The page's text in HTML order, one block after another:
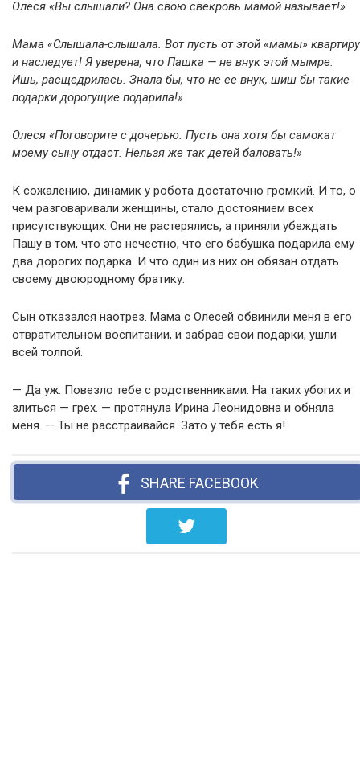
Олеся «Вы слышали? Она свою свекровь мамой называет!»
Мама «Слышала-слышала. Вот пусть от этой «мамы» квартиру
и наследует! Я уверена, что Пашка — не внук этой мымре.
Ишь, расщедрилась. Знала бы, что не ее внук, шиш бы такие
подарки дорогущие подарила!»
Олеся «Поговорите с дочерью. Пусть она хотя бы самокат
моему сыну отдаст. Нельзя же так детей баловать!»
К сожалению, динамик у робота достаточно громкий. И то, о
чем разговаривали женщины, стало достоянием всех
присутствующих. Они не растерялись, а приняли убеждать
Пашу в том, что это нечестно, что его бабушка подарила ему
два дорогих подарка. И что один из них он обязан отдать
своему двоюродному братику.
Сын отказался наотрез. Мама с Олесей обвинили меня в его
отвратительном воспитании, и забрав свои подарки, ушли
всей толпой.
— Да уж. Повезло тебе с родственниками. На таких убогих и
злиться — грех. — протянула Ирина Леонидовна и обняла
меня. — Ты не расстраивайся. Зато у тебя есть я!
SHARE FACEBOOK